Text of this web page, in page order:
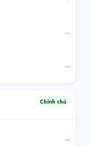
→
→
Chính chủ
→